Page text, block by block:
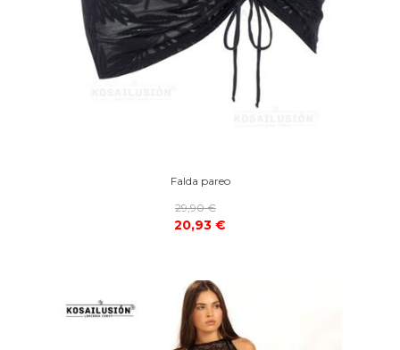
Falda pareo
29,90 €
20,93 €